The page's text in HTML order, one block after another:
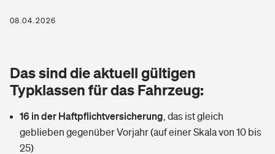
Zur Übersicht
Tools
Wer versichert was: Jetzt Versicherer finden
Glasversicherung
Mietkautionsversicherung
Kinderunfall­ver­si­che­rung
Kinderinvalidität
Private Krankenversicherung
Dread-Disease-Versicherung
Tierkrankenversicherung
Zur Übersicht
08.04.2026
Das sind die aktuell gültigen
Typklassen für das Fahrzeug:
16 in der Haftpflichtversicherung das ist gleich
geblieben gegenüber Vorjahr (auf einer Skala von 10 bis
25)